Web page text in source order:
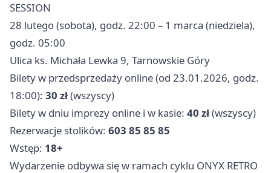
SESSION
28 lutego (sobota), godz. 22:00 – 1 marca (niedziela),
godz. 05:00
Ulica ks. Michała Lewka 9, Tarnowskie Góry
Bilety w przedsprzedaży online (od 23.01.2026, godz.
18:00): 30 zł(wszyscy)
Bilety w dniu imprezy online i w kasie: 40 zł(wszyscy)
Rezerwacje stolików: 603 85 85 85
Wstęp: 18+
Wydarzenie odbywa się w ramach cyklu ONYX RETRO